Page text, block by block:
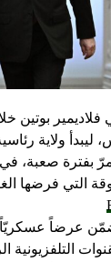
بوتين
ليبدأ ولاية
تمرّ بفترة
التي فرضها
عرضاً عسكريّاً
التلفزيونية